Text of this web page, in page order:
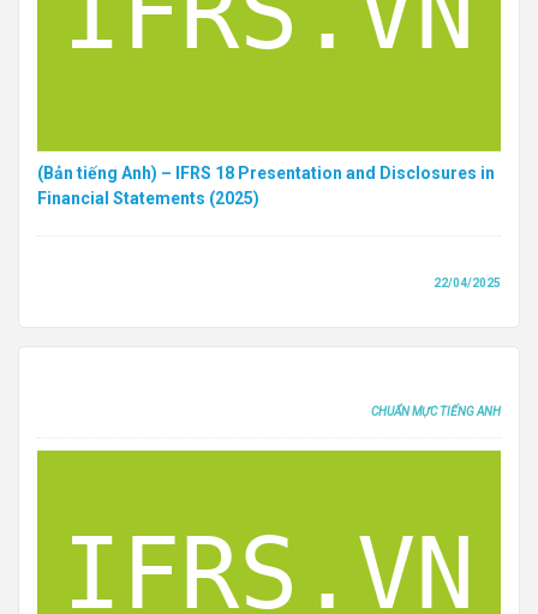
(Bản tiếng Anh) – IFRS 18 Presentation and Disclosures in
Financial Statements (2025)
22/04/2025
CHUẨN MỰC TIẾNG ANH